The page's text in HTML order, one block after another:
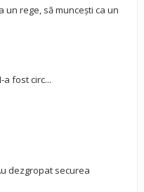
un rege, să muncești ca un
a fost circ...
dezgropat securea